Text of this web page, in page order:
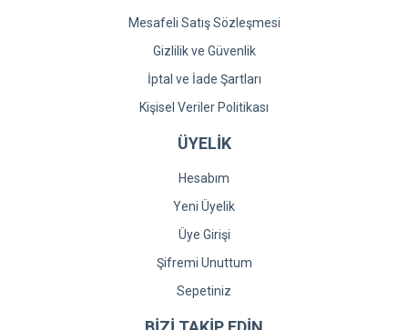
Mesafeli Satış Sözleşmesi
Gizlilik ve Güvenlik
İptal ve İade Şartları
Kişisel Veriler Politikası
ÜYELİK
Hesabım
Yeni Üyelik
Üye Girişi
Şifremi Unuttum
Sepetiniz